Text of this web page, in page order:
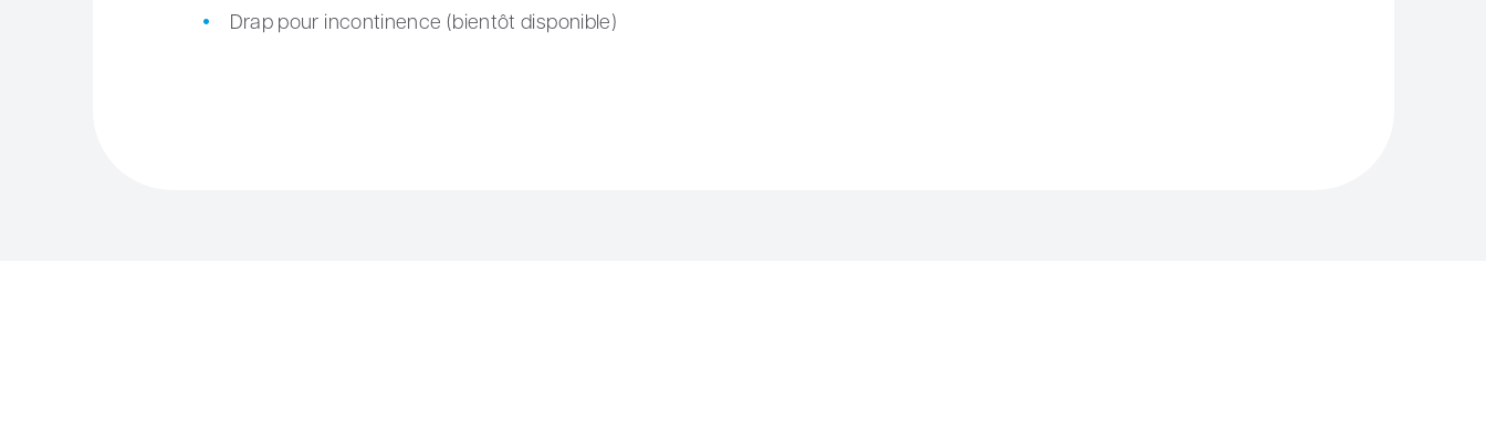
Drap pour incontinence (bientôt disponible)